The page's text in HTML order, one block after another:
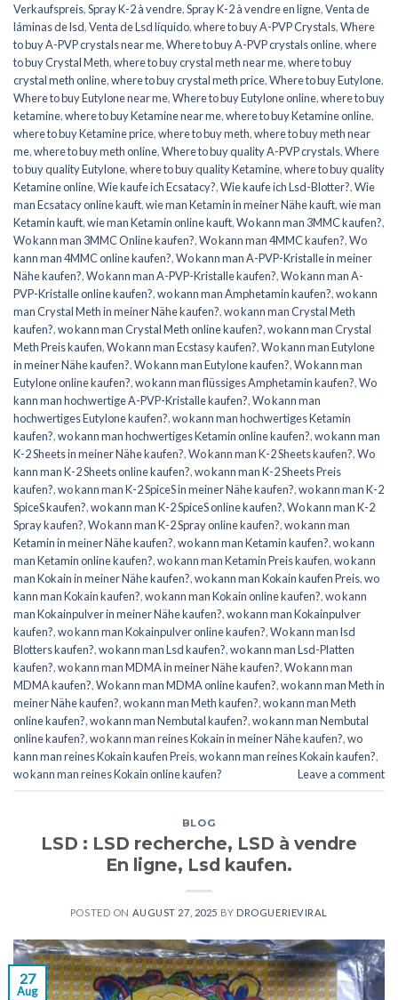
Verkaufspreis,Spray K-2 à vendre,Spray K-2 à vendre en ligne,Venta de
láminas de lsd,Venta de Lsd líquido,where to buy A-PVP Crystals,Where
to buy A-PVP crystals near me,Where to buy A-PVP crystals online,where
to buy Crystal Meth,where to buy crystal meth near me,where to buy
crystal meth online,where to buy crystal meth price,Where to buy Eutylone,
Where to buy Eutylone near me,Where to buy Eutylone online,where to buy
ketamine,where to buy Ketamine near me,where to buy Ketamine online,
where to buy Ketamine price,where to buy meth,where to buy meth near
me,where to buy meth online,Where to buy quality A-PVP crystals,Where
to buy quality Eutylone,where to buy quality Ketamine,where to buy quality
Ketamine online,Wie kaufe ich Ecsatacy?,Wie kaufe ich Lsd-Blotter?,Wie
man Ecsatacy online kauft,wie man Ketamin in meiner Nähe kauft,wie man
Ketamin kauft,wie man Ketamin online kauft,Wo kann man 3MMC kaufen?,
Wo kann man 3MMC Online kaufen?,Wo kann man 4MMC kaufen?,Wo
kann man 4MMC online kaufen?,Wo kann man A-PVP-Kristalle in meiner
Nähe kaufen?,Wo kann man A-PVP-Kristalle kaufen?,Wo kann man A-
PVP-Kristalle online kaufen?,wo kann man Amphetamin kaufen?,wo kann
man Crystal Meth in meiner Nähe kaufen?,wo kann man Crystal Meth
kaufen?,wo kann man Crystal Meth online kaufen?,wo kann man Crystal
Meth Preis kaufen,Wo kann man Ecstasy kaufen?,Wo kann man Eutylone
in meiner Nähe kaufen?,Wo kann man Eutylone kaufen?,Wo kann man
Eutylone online kaufen?,wo kann man flüssiges Amphetamin kaufen?,Wo
kann man hochwertige A-PVP-Kristalle kaufen?,Wo kann man
hochwertiges Eutylone kaufen?,wo kann man hochwertiges Ketamin
kaufen?,wo kann man hochwertiges Ketamin online kaufen?,wo kann man
K-2 Sheets in meiner Nähe kaufen?,Wo kann man K-2 Sheets kaufen?,Wo
kann man K-2 Sheets online kaufen?,wo kann man K-2 Sheets Preis
kaufen?,wo kann man K-2 SpiceS in meiner Nähe kaufen?,wo kann man K-2
SpiceS kaufen?,wo kann man K-2 SpiceS online kaufen?,Wo kann man K-2
Spray kaufen?,Wo kann man K-2 Spray online kaufen?,wo kann man
Ketamin in meiner Nähe kaufen?,wo kann man Ketamin kaufen?,wo kann
man Ketamin online kaufen?,wo kann man Ketamin Preis kaufen,wo kann
man Kokain in meiner Nähe kaufen?,wo kann man Kokain kaufen Preis,wo
kann man Kokain kaufen?,wo kann man Kokain online kaufen?,wo kann
man Kokainpulver in meiner Nähe kaufen?,wo kann man Kokainpulver
kaufen?,wo kann man Kokainpulver online kaufen?,Wo kann man lsd
Blotters kaufen?,wo kann man Lsd kaufen?,wo kann man Lsd-Platten
kaufen?,wo kann man MDMA in meiner Nähe kaufen?,Wo kann man
MDMA kaufen?,Wo kann man MDMA online kaufen?,wo kann man Meth in
meiner Nähe kaufen?,wo kann man Meth kaufen?,wo kann man Meth
online kaufen?,wo kann man Nembutal kaufen?,wo kann man Nembutal
online kaufen?,wo kann man reines Kokain in meiner Nähe kaufen?,wo
kann man reines Kokain kaufen Preis,wo kann man reines Kokain kaufen?,
wo kann man reines Kokain online kaufen?
Leave a comment
BLOG
LSD : LSD recherche, LSD à vendre
En ligne, Lsd kaufen.
POSTED ON AUGUST 27, 2025 BY DROGUERIEVIRAL
27
Aug